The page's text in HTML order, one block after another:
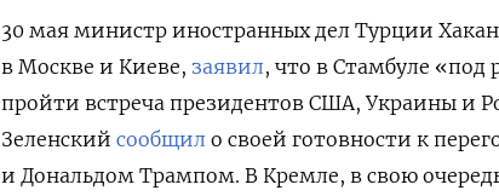
30 мая министр иностранных дел Турции
в Москве и Киеве, заявил, что в Стамбуле
пройти встреча президентов США, Украины и
Зеленский сообщил о своей готовности к
и Дональдом Трампом. В Кремле, в свою